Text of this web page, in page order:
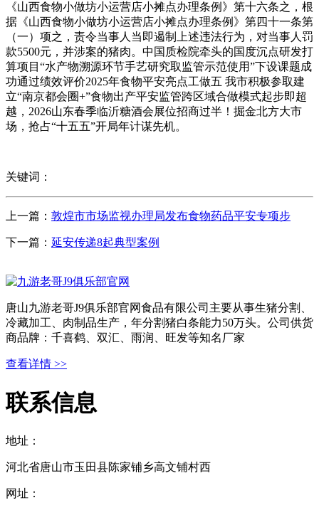
《山西食物小做坊小运营店小摊点办理条例》第十六条之，根
据《山西食物小做坊小运营店小摊点办理条例》第四十一条第
（一）项之，责令当事人当即遏制上述违法行为，对当事人罚
款5500元，并涉案的猪肉。中国质检院牵头的国度沉点研发打
算项目“水产物溯源环节手艺研究取监管示范使用”下设课题成
功通过绩效评价2025年食物平安亮点工做五 我市积极参取建
立“南京都会圈+”食物出产平安监管跨区域合做模式起步即超
越，2026山东春季临沂糖酒会展位招商过半！掘金北方大市
场，抢占“十五五”开局年计谋先机。
关键词：
上一篇： 敦煌市市场监视办理局发布食物药品平安专项步
下一篇： 延安传递8起典型案例
唐山九游老哥J9俱乐部官网食品有限公司主要从事生猪分割、
冷藏加工、肉制品生产，年分割猪白条能力50万头。公司供货
商品牌：千喜鹤、双汇、雨润、旺发等知名厂家
查看详情 >>
联系信息
地址：
河北省唐山市玉田县陈家铺乡高文铺村西
网址：